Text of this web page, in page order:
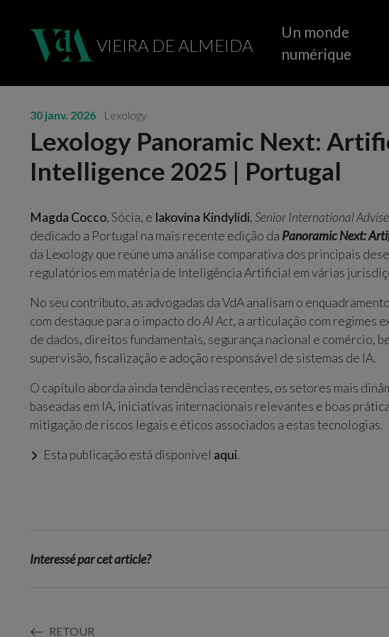
VIEIRA DE ALMEIDA
Un monde
numérique
30 janv. 2026 Lexology
Lexology Panoramic Next:
Intelligence 2025 | Portugal
Magda Cocco, Sócia, e Iakovina Kindylidi,Senior International
dedicado a Portugal na mais recente edição da Panoramic Next:
da Lexology que reúne uma análise comparativa dos principais
regulatórios em matéria de Inteligência Artificial em várias
No seu contributo, as advogadas da VdA analisam o
com destaque para o impacto doAI Act, a articulação com regimes
de dados, direitos fundamentais, segurança nacional e comércio,
supervisão, fiscalização e adoção responsável de sistemas de IA.
O capítulo aborda ainda tendências recentes, os setores mais
baseadas em IA, iniciativas internacionais relevantes e boas
mitigação de riscos legais e éticos associados a estas tecnologias.
Esta publicação está disponível aqui.
Interessé par cet article?
RETOUR